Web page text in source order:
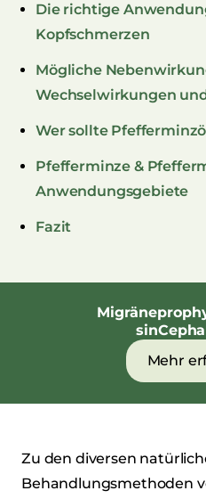
Die richtige
Kopfschmerzen
Mögliche
Wechselwirkungen
Wer sollte
Pfefferminze &
Anwendungsgebiete
Fazit
Mehr
Zu den diversen
Behandlungsmethoden